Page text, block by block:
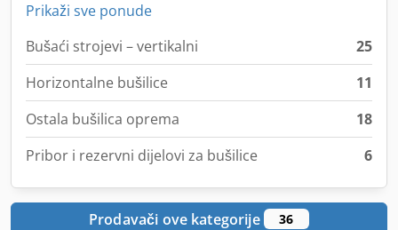
Prikaži sve ponude
Bušaći strojevi – vertikalni
25
Horizontalne bušilice
11
Ostala bušilica oprema
18
Pribor i rezervni dijelovi za bušilice
6
Prodavači ove kategorije 36